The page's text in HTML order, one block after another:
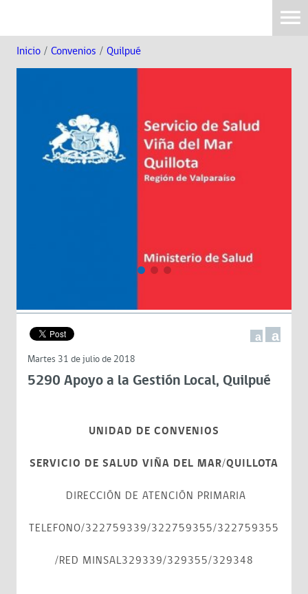
Inicio / Convenios / Quilpué
a a
Martes 31 de julio de 2018
5290 Apoyo a la Gestión Local, Quilpué
UNIDAD DE CONVENIOS
SERVICIO DE SALUD VIÑA DEL MAR/QUILLOTA
DIRECCIÓN DE ATENCIÓN PRIMARIA
TELEFONO/322759339/322759355/322759355
/RED MINSAL329339/329355/329348